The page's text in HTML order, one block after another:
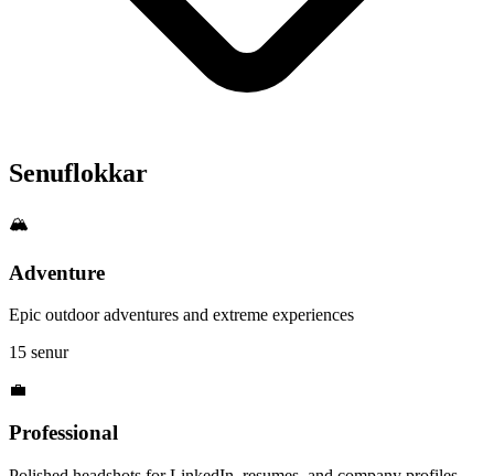
Senuflokkar
🏔️
Adventure
Epic outdoor adventures and extreme experiences
15 senur
💼
Professional